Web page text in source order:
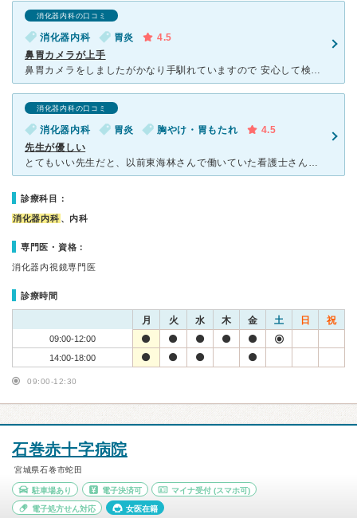
消化器内科の口コミ
消化器内科 胃炎
4.5
鼻胃カメラが上手
鼻胃カメラをしましたがかなり手馴れていますので 安心して検査が出来ました。 若干パニック気味の私に世間話などをしてくれてリラックスさせて くれました。 ここらは、うまいと思います。 患者さん
消化器内科の口コミ
消化器内科 胃炎 胸やけ・胃もたれ
4.5
先生が優しい
とてもいい先生だと、以前東海林さんで働いていた看護士さんに紹介していただいた、という友人の紹介で行きました。待ち時間は長く感じませんでした。 先生はとても優しくて、他にこういった症状はないかなど、親
診療科目：
消化器内科 、内科
専門医・資格：
消化器内視鏡専門医
診療時間
月 火 水 木 金 土 日 祝
09:00-12:00
14:00-18:00
09:00-12:30
石巻赤十字病院
宮城県石巻市蛇田
駐車場あり 電子決済可 マイナ受付 (スマホ可)
電子処方せん対応 女医在籍